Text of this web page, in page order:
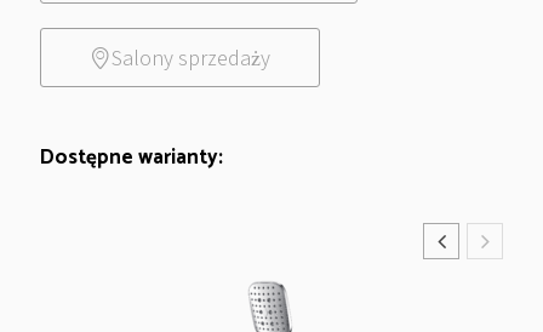
Salony sprzedaży
Dostępne warianty: